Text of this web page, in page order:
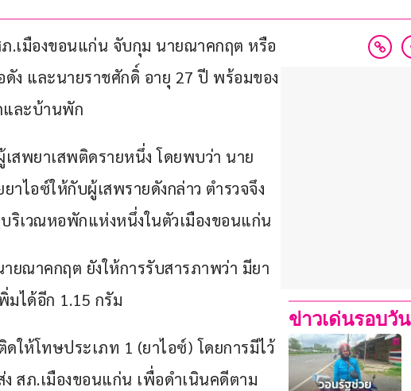
.เมืองขอนแก่น จับกุม นายณาคกฤต หรือ
ง และนายราชศักดิ์ อายุ 27 ปี พร้อมของ
และบ้านพัก
สพยาเสพติดรายหนึ่ง โดยพบว่า นาย
ไอซ์ให้กับผู้เสพรายดังกล่าว ตำรวจจึง
ริเวณหอพักแห่งหนึ่งในตัวเมืองขอนแก่น
ยณาคกฤต ยังให้การรับสารภาพว่า มียา
มได้อีก 1.15 กรัม
ให้โทษประเภท 1 (ยาไอซ์) โดยการมีไว้
สภ.เมืองขอนแก่น เพื่อดำเนินคดีตาม
ข่าวเด่นรอบวัน